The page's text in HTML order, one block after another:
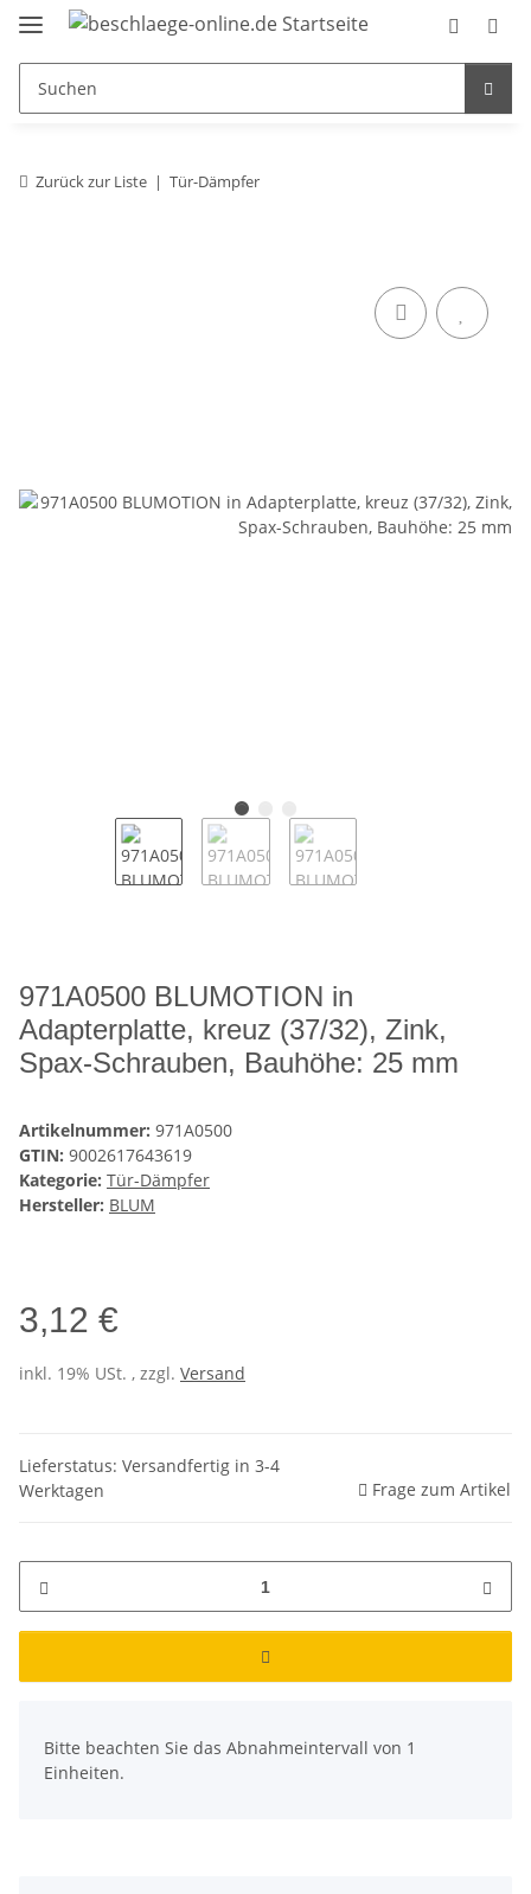
Zurück zur Liste Tür-Dämpfer
971A0500 BLUMOTION in
Adapterplatte, kreuz (37/32), Zink,
Spax-Schrauben, Bauhöhe: 25 mm
Artikelnummer: 971A0500
GTIN: 9002617643619
Kategorie: Tür-Dämpfer
Hersteller: BLUM
3,12 €
inkl. 19% USt. , zzgl. Versand
Lieferstatus: Versandfertig in 3-4
Werktagen
Frage zum Artikel
Bitte beachten Sie das Abnahmeintervall von 1
Einheiten.